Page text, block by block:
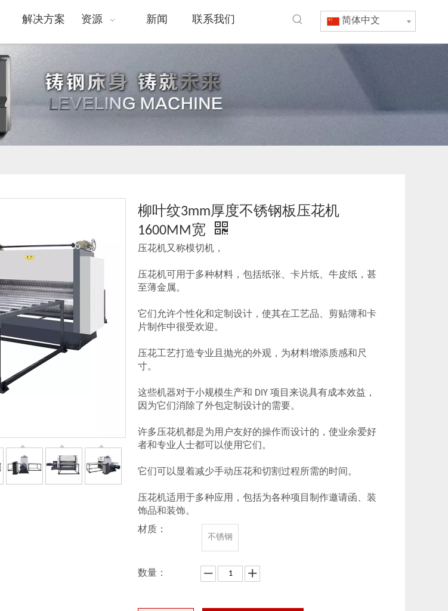
解决方案 资源 新闻 联系我们 简体中文
柳叶纹3mm厚度不锈钢板压花机
1600MM宽
压花机又称模切机，
压花机可用于多种材料，包括纸张、卡片纸、牛皮纸，甚
至薄金属。
它们允许个性化和定制设计，使其在工艺品、剪贴簿和卡
片制作中很受欢迎。
压花工艺打造专业且抛光的外观，为材料增添质感和尺
寸。
这些机器对于小规模生产和 DIY 项目来说具有成本效益，
因为它们消除了外包定制设计的需要。
许多压花机都是为用户友好的操作而设计的，使业余爱好
者和专业人士都可以使用它们。
它们可以显着减少手动压花和切割过程所需的时间。
压花机适用于多种应用，包括为各种项目制作邀请函、装
饰品和装饰。
材质：
不锈钢
数量：